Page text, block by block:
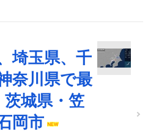
埼玉県、千
奈川県で最
城県・笠
岡市